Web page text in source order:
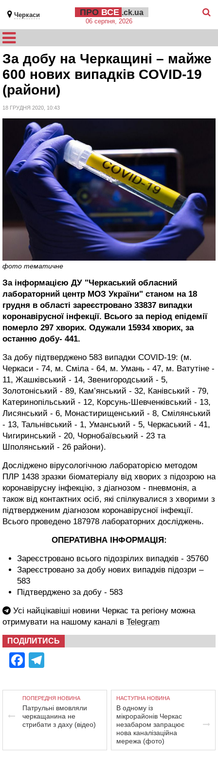
Черкаси ПРО ВСЕ .ck.ua
06 серпня, 2026
За добу на Черкащині – майже
600 нових випадків COVID-19
(райони)
18 ГРУДНЯ 2020, 10:43
фото тематичне
За інформацією ДУ "Черкаський обласний
лабораторний центр МОЗ України" станом на 18
грудня в області зареєстровано 33837 випадки
коронавірусної інфекції. Всього за період епідемії
померло 297 хворих. Одужали 15934 хворих, за
останню добу- 441.
За добу підтверджено 583 випадки COVID-19: (м.
Черкаси - 74, м. Сміла - 64, м. Умань - 47, м. Ватутіне -
11, Жашківський - 14, Звенигородський - 5,
Золотоніський - 89, Кам’янський - 32, Канівський - 79,
Катеринопільський - 12, Корсунь-Шевченківський - 13,
Лисянський - 6, Монастирищенський - 8, Смілянський
- 13, Тальнівський - 1, Уманський - 5, Черкаський - 41,
Чигиринський - 20, Чорнобаївський - 23 та
Шполянський - 26 райони).
Досліджено вірусологічною лабораторією методом
ПЛР 1438 зразки біоматеріалу від хворих з підозрою на
коронавірусну інфекцію, з діагнозом - пневмонія, а
також від контактних осіб, які спілкувалися з хворими з
підтвердженим діагнозом коронавірусної інфекції.
Всього проведено 187978 лабораторних досліджень.
ОПЕРАТИВНА ІНФОРМАЦІЯ:
Зареєстровано всього підозрілих випадків - 35760
Зареєстровано за добу нових випадків підозри –
583
Підтверджено за добу - 583
Усі найцікавіші новини Черкас та регіону можна
отримувати на нашому каналі в Telegram
ПОДІЛИТИСЬ
Facebook
ПОПЕРЕДНЯ НОВИНА
Патрульні вмовляли
черкащанина не
стрибати з даху (відео)
НАСТУПНА НОВИНА
В одному із
мікрорайонів Черкас
незабаром запрацює
нова каналізаційна
мережа (фото)